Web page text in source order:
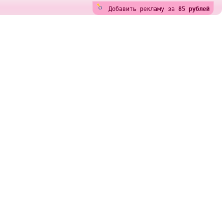
Добавить рекламу за 85 рублей